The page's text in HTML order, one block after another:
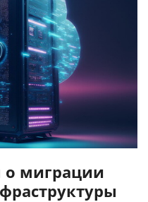
миграции